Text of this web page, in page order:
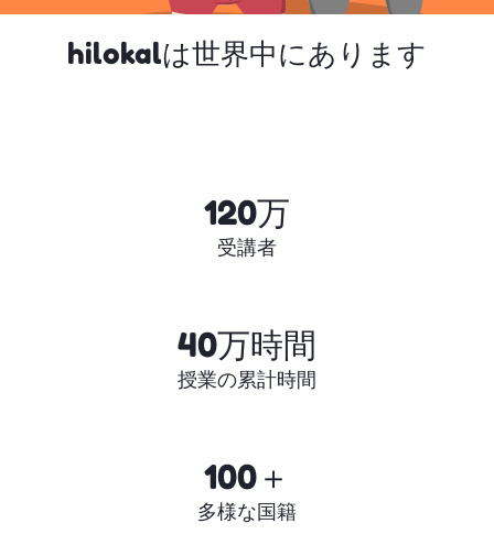
hilokalは世界中にあります
120万
受講者
40万時間
授業の累計時間
100＋
多様な国籍